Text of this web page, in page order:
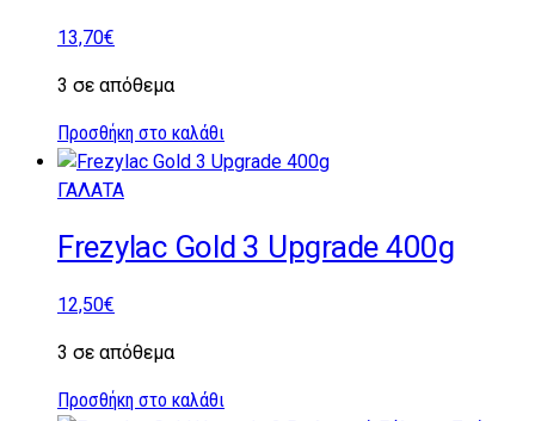
13,70€
3 σε απόθεμα
Προσθήκη στο καλάθι
ΓΑΛΑΤΑ
Frezylac Gold 3 Upgrade 400g
12,50€
3 σε απόθεμα
Προσθήκη στο καλάθι